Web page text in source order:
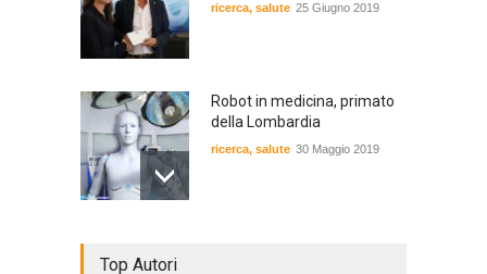
ricerca, salute 25 Giugno 2019
Robot in medicina, primato
della Lombardia
ricerca, salute 30 Maggio 2019
Top Autori